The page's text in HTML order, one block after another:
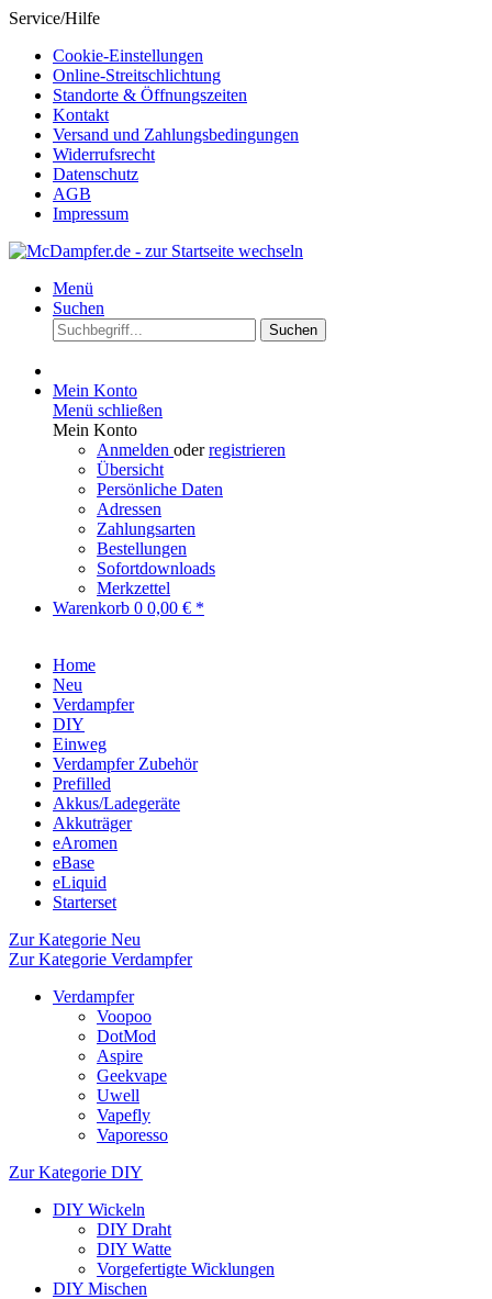
Service/Hilfe
Cookie-Einstellungen
Online-Streitschlichtung
Standorte & Öffnungszeiten
Kontakt
Versand und Zahlungsbedingungen
Widerrufsrecht
Datenschutz
AGB
Impressum
Menü
Suchen
Suchen
Mein Konto
Menü schließen
Mein Konto
Anmelden oderregistrieren
Übersicht
Persönliche Daten
Adressen
Zahlungsarten
Bestellungen
Sofortdownloads
Merkzettel
Warenkorb 0 0,00 € *
Home
Neu
Verdampfer
DIY
Einweg
Verdampfer Zubehör
Prefilled
Akkus/Ladegeräte
Akkuträger
eAromen
eBase
eLiquid
Starterset
Zur Kategorie Neu
Zur Kategorie Verdampfer
Verdampfer
Voopoo
DotMod
Aspire
Geekvape
Uwell
Vapefly
Vaporesso
Zur Kategorie DIY
DIY Wickeln
DIY Draht
DIY Watte
Vorgefertigte Wicklungen
DIY Mischen